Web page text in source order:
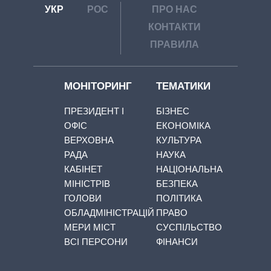
УКР РОС
ПРО НАС
КОНТАКТИ
ПРАВИЛА
МОНІТОРИНГ
ПРЕЗИДЕНТ І
ОФІС
ВЕРХОВНА
РАДА
КАБІНЕТ
МІНІСТРІВ
ГОЛОВИ
ОБЛАДМІНІСТРАЦІЙ
МЕРИ МІСТ
ВСІ ПЕРСОНИ
ТЕМАТИКИ
БІЗНЕС
ЕКОНОМІКА
КУЛЬТУРА
НАУКА
НАЦІОНАЛЬНА
БЕЗПЕКА
ПОЛІТИКА
ПРАВО
СУСПІЛЬСТВО
ФІНАНСИ